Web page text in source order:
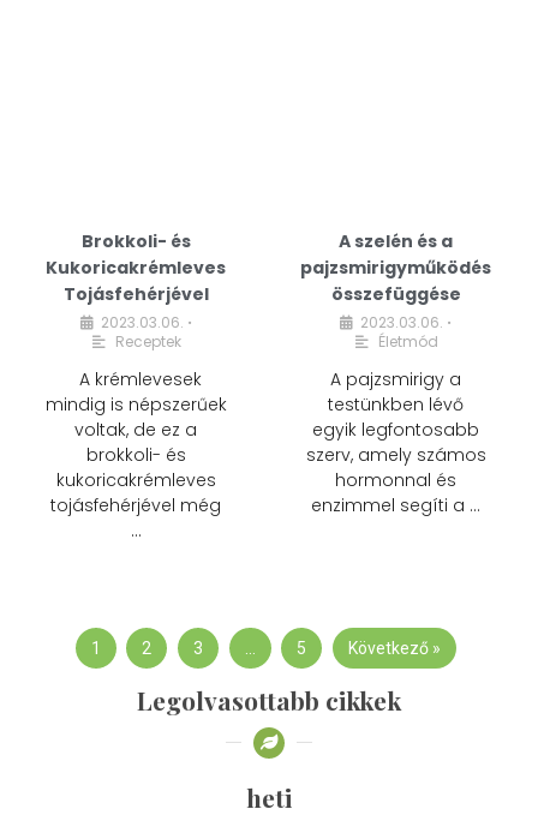
Brokkoli- és
Kukoricakrémleves
Tojásfehérjével
2023.03.06. •
Receptek
A krémlevesek
mindig is népszerűek
voltak, de ez a
brokkoli- és
kukoricakrémleves
tojásfehérjével még
…
A szelén és a
pajzsmirigyműködés
összefüggése
2023.03.06. •
Életmód
A pajzsmirigy a
testünkben lévő
egyik legfontosabb
szerv, amely számos
hormonnal és
enzimmel segíti a …
1 2 3 … 5 Következő »
Legolvasottabb cikkek
heti